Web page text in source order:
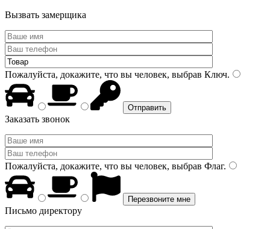
Вызвать замерщика
Пожалуйста, докажите, что вы человек, выбрав Ключ.
Заказать звонок
Пожалуйста, докажите, что вы человек, выбрав Флаг.
Письмо директору